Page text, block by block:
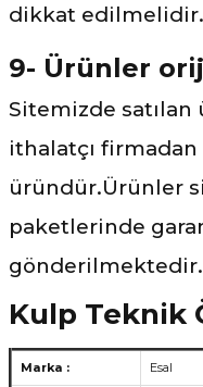
dikkat edilmelidir.
9- Ürünler
Sitemizde
ithalatçı
üründür.Ürünler
paketlerinde
gönderilmektedir.
Kulp Teknik
Marka : Esal